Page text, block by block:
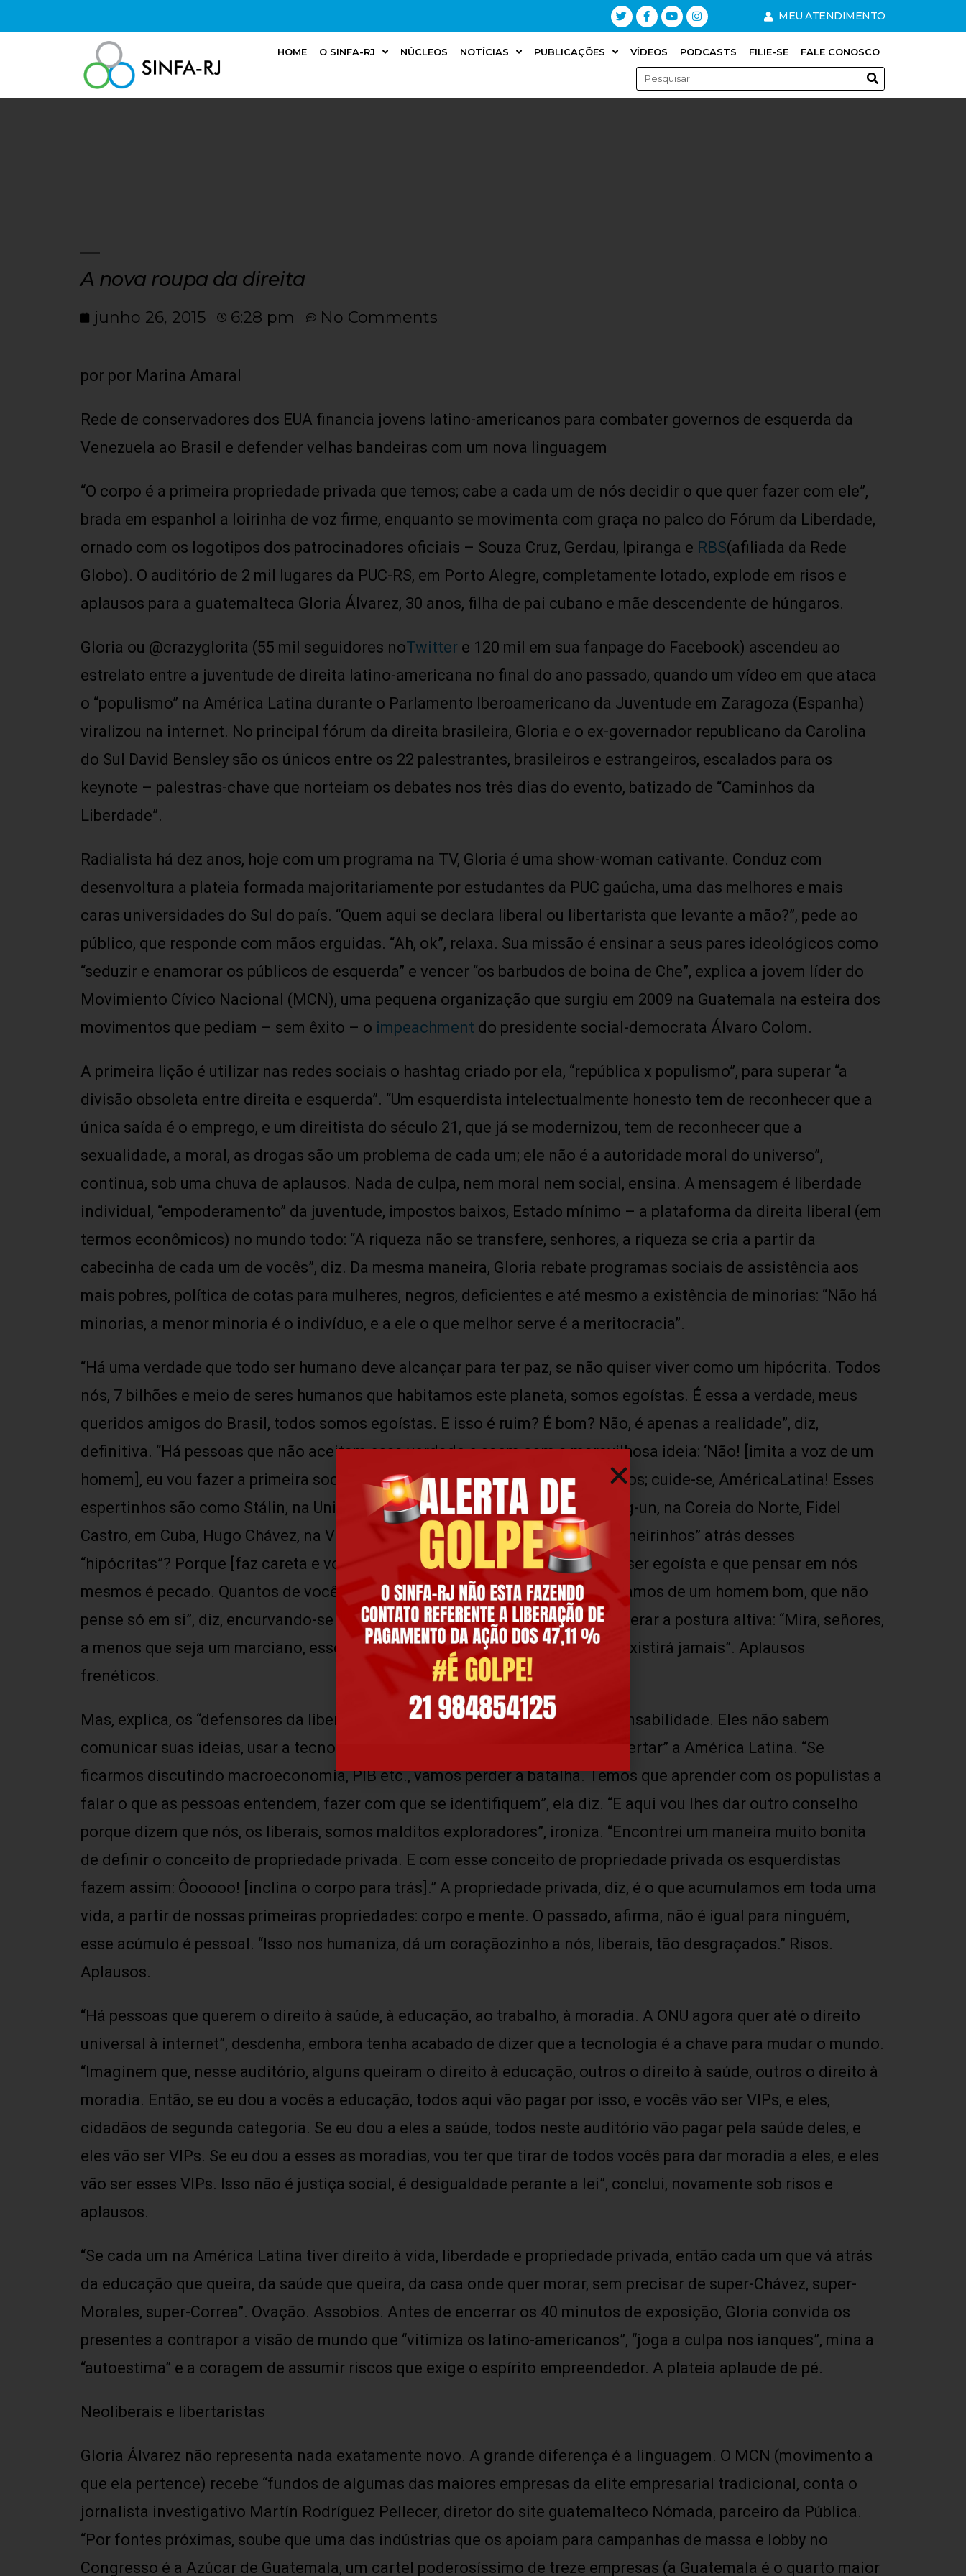
MEU ATENDIMENTO
HOME O SINFA-RJ NÚCLEOS NOTÍCIAS PUBLICAÇÕES VÍDEOS PODCASTS FILIE-SE FALE CONOSCO
A nova roupa da direita
junho 26, 2015 6:28 pm No Comments
por por Marina Amaral
Rede de conservadores dos EUA financia jovens latino-americanos para combater governos de esquerda da
Venezuela ao Brasil e defender velhas bandeiras com um nova linguagem
“O corpo é a primeira propriedade privada que temos; cabe a cada um de nós decidir o que quer fazer com ele”,
brada em espanhol a loirinha de voz firme, enquanto se movimenta com graça no palco do Fórum da Liberdade,
ornado com os logotipos dos patrocinadores oficiais – Souza Cruz, Gerdau, Ipiranga e RBS(afiliada da Rede
Globo). O auditório de 2 mil lugares da PUC-RS, em Porto Alegre, completamente lotado, explode em risos e
aplausos para a guatemalteca Gloria Álvarez, 30 anos, filha de pai cubano e mãe descendente de húngaros.
Gloria ou @crazyglorita (55 mil seguidores noTwitter e 120 mil em sua fanpage do Facebook) ascendeu ao
estrelato entre a juventude de direita latino-americana no final do ano passado, quando um vídeo em que ataca
o “populismo” na América Latina durante o Parlamento Iberoamericano da Juventude em Zaragoza (Espanha)
viralizou na internet. No principal fórum da direita brasileira, Gloria e o ex-governador republicano da Carolina
do Sul David Bensley são os únicos entre os 22 palestrantes, brasileiros e estrangeiros, escalados para os
keynote – palestras-chave que norteiam os debates nos três dias do evento, batizado de “Caminhos da
Liberdade”.
Radialista há dez anos, hoje com um programa na TV, Gloria é uma show-woman cativante. Conduz com
desenvoltura a plateia formada majoritariamente por estudantes da PUC gaúcha, uma das melhores e mais
caras universidades do Sul do país. “Quem aqui se declara liberal ou libertarista que levante a mão?”, pede ao
público, que responde com mãos erguidas. “Ah, ok”, relaxa. Sua missão é ensinar a seus pares ideológicos como
“seduzir e enamorar os públicos de esquerda” e vencer “os barbudos de boina de Che”, explica a jovem líder do
Movimiento Cívico Nacional (MCN), uma pequena organização que surgiu em 2009 na Guatemala na esteira dos
movimentos que pediam – sem êxito – o impeachment do presidente social-democrata Álvaro Colom.
A primeira lição é utilizar nas redes sociais o hashtag criado por ela, “república x populismo”, para superar “a
divisão obsoleta entre direita e esquerda”. “Um esquerdista intelectualmente honesto tem de reconhecer que a
única saída é o emprego, e um direitista do século 21, que já se modernizou, tem de reconhecer que a
sexualidade, a moral, as drogas são um problema de cada um; ele não é a autoridade moral do universo”,
continua, sob uma chuva de aplausos. Nada de culpa, nem moral nem social, ensina. A mensagem é liberdade
individual, “empoderamento” da juventude, impostos baixos, Estado mínimo – a plataforma da direita liberal (em
termos econômicos) no mundo todo: “A riqueza não se transfere, senhores, a riqueza se cria a partir da
cabecinha de cada um de vocês”, diz. Da mesma maneira, Gloria rebate programas sociais de assistência aos
mais pobres, política de cotas para mulheres, negros, deficientes e até mesmo a existência de minorias: “Não há
minorias, a menor minoria é o indivíduo, e a ele o que melhor serve é a meritocracia”.
“Há uma verdade que todo ser humano deve alcançar para ter paz, se não quiser viver como um hipócrita. Todos
nós, 7 bilhões e meio de seres humanos que habitamos este planeta, somos egoístas. É essa a verdade, meus
queridos amigos do Brasil, todos somos egoístas. E isso é ruim? É bom? Não, é apenas a realidade”, diz,
definitiva. “Há pessoas que não aceitam essa verdade e saem com a maravilhosa ideia: ‘Não! [imita a voz de um
homem], eu vou fazer a primeira sociedade não egoísta’. Cuidem-se, brasileiros; cuide-se, AméricaLatina! Esses
espertinhos são como Stálin, na União Soviética, como Kim Jong-il, Kim Jong-un, na Coreia do Norte, Fidel
Castro, em Cuba, Hugo Chávez, na Venezuela.” E por que “seguimos como carneirinhos” atrás desses
“hipócritas”? Porque [faz careta e vozinha de velha] “nos ensinam que é feio ser egoísta e que pensar em nós
mesmos é pecado. Quantos de vocês já não viram alguém dizer ‘ah, necessitamos de um homem bom, que não
pense só em si”, diz, encurvando-se à medida que fala para em seguida recuperar a postura altiva: “Mira, señores,
a menos que seja um marciano, esse homem não existe, nunca existiu, nem existirá jamais”. Aplausos
frenéticos.
Mas, explica, os “defensores da liberdade” também tem sua parcela de responsabilidade. Eles não sabem
comunicar suas ideias, usar a tecnologia para “empoderar os cidadãos” e “libertar” a América Latina. “Se
ficarmos discutindo macroeconomia, PIB etc., vamos perder a batalha. Temos que aprender com os populistas a
falar o que as pessoas entendem, fazer com que se identifiquem”, ela diz. “E aqui vou lhes dar outro conselho
porque dizem que nós, os liberais, somos malditos exploradores”, ironiza. “Encontrei um maneira muito bonita
de definir o conceito de propriedade privada. E com esse conceito de propriedade privada os esquerdistas
fazem assim: Ôooooo! [inclina o corpo para trás].” A propriedade privada, diz, é o que acumulamos em toda uma
vida, a partir de nossas primeiras propriedades: corpo e mente. O passado, afirma, não é igual para ninguém,
esse acúmulo é pessoal. “Isso nos humaniza, dá um coraçãozinho a nós, liberais, tão desgraçados.” Risos.
Aplausos.
“Há pessoas que querem o direito à saúde, à educação, ao trabalho, à moradia. A ONU agora quer até o direito
universal à internet”, desdenha, embora tenha acabado de dizer que a tecnologia é a chave para mudar o mundo.
“Imaginem que, nesse auditório, alguns queiram o direito à educação, outros o direito à saúde, outros o direito à
moradia. Então, se eu dou a vocês a educação, todos aqui vão pagar por isso, e vocês vão ser VIPs, e eles,
cidadãos de segunda categoria. Se eu dou a eles a saúde, todos neste auditório vão pagar pela saúde deles, e
eles vão ser VIPs. Se eu dou a esses as moradias, vou ter que tirar de todos vocês para dar moradia a eles, e eles
vão ser esses VIPs. Isso não é justiça social, é desigualdade perante a lei”, conclui, novamente sob risos e
aplausos.
“Se cada um na América Latina tiver direito à vida, liberdade e propriedade privada, então cada um que vá atrás
da educação que queira, da saúde que queira, da casa onde quer morar, sem precisar de super-Chávez, super-
Morales, super-Correa”. Ovação. Assobios. Antes de encerrar os 40 minutos de exposição, Gloria convida os
presentes a contrapor a visão de mundo que “vitimiza os latino-americanos”, “joga a culpa nos ianques”, mina a
“autoestima” e a coragem de assumir riscos que exige o espírito empreendedor. A plateia aplaude de pé.
Neoliberais e libertaristas
Gloria Álvarez não representa nada exatamente novo. A grande diferença é a linguagem. O MCN (movimento a
que ela pertence) recebe “fundos de algumas das maiores empresas da elite empresarial tradicional, conta o
jornalista investigativo Martín Rodríguez Pellecer, diretor do site guatemalteco Nómada, parceiro da Pública.
“Por fontes próximas, soube que uma das indústrias que os apoiam para campanhas de massa e lobby no
Congresso é a Azúcar de Guatemala, um cartel poderosíssimo de treze empresas (a Guatemala é o quarto maior